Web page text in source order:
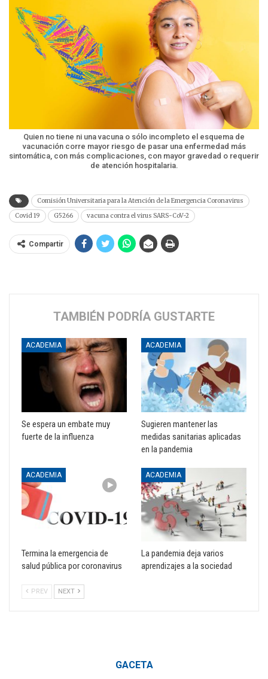
Quien no tiene ni una vacuna o sólo incompleto el esquema de
vacunación corre mayor riesgo de pasar una enfermedad más
sintomática, con más complicaciones, con mayor gravedad o requerir
de atención hospitalaria.
Comisión Universitaria para la Atención de la Emergencia Coronavirus
Covid 19
G5266 vacuna contra el virus SARS-CoV-2
Compartir
TAMBIÉN PODRÍA GUSTARTE
ACADEMIA
Se espera un embate muy
fuerte de la influenza
ACADEMIA
Sugieren mantener las
medidas sanitarias aplicadas
en la pandemia
ACADEMIA
Termina la emergencia de
salud pública por coronavirus
ACADEMIA
La pandemia deja varios
aprendizajes a la sociedad
PREV NEXT
GACETA